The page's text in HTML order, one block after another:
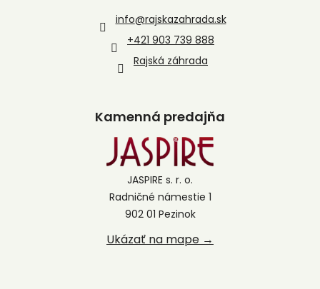
info@rajskazahrada.sk
+421 903 739 888
Rajská záhrada
Kamenná predajňa
JASPIRE s. r. o.
Radničné námestie 1
902 01 Pezinok
Ukázať na mape →